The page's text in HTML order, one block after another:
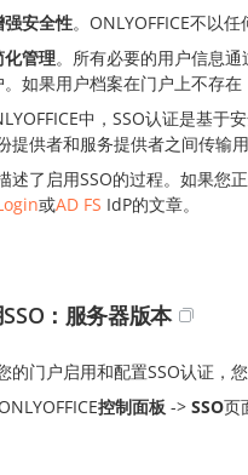
强安全性。ONLYOFFICE不以
化管理。所有必要的用户信息
。如果用户档案在门户上不存在
中，SSO认证是基于
提供者和服务提供者之间传输
述了启用SSO的过程。如果您
或AD FS IdP的文章。
：服务器版本
的门户启用和配置SSO认证，
控制面板 -> SSO页